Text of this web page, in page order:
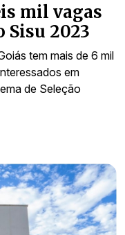
mil vagas
Sisu 2023
tem mais de 6 mil
em
de Seleção